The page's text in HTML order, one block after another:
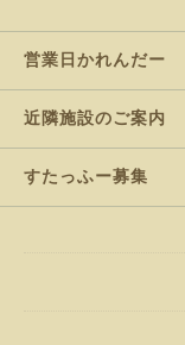
営業日かれんだー
近隣施設のご案内
すたっふー募集